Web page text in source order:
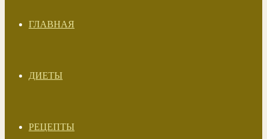
ГЛАВНАЯ
ДИЕТЫ
РЕЦЕПТЫ